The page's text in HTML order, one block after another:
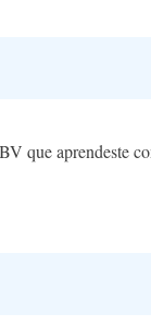
que aprendeste